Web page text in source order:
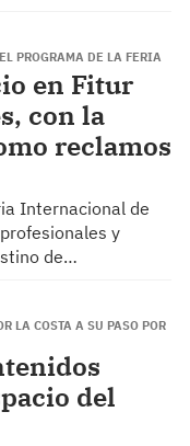
PROGRAMA DE LA FERIA
en Fitur
con la
reclamos
Internacional de
y
de…
LA COSTA A SU PASO POR
del